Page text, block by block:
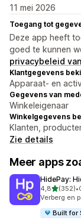
11 mei 2026
Toegang tot
Deze app heeft
goed te kunnen
privacybeleid
Klantgegevens
Apparaat- en
Gegevens van
Winkeleigenaar
Winkelgegevens
Klanten,
Zie details
Meer apps
HidePay:
4,8van 5
(352)
352 •
Verberg en
Built for